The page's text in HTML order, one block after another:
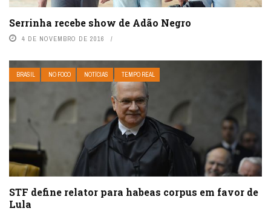
Serrinha recebe show de Adão Negro
4 DE NOVEMBRO DE 2016
BRASIL NO FOCO NOTÍCIAS TEMPO REAL
STF define relator para habeas corpus em favor de
Lula